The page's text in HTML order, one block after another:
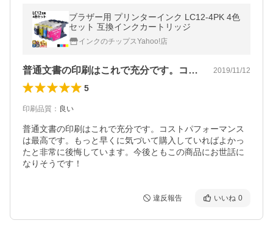
ブラザー用 プリンターインク LC12-4PK 4色
セット 互換インクカートリッジ
インクのチップスYahoo!店
普通文書の印刷はこれで充分です。コスト… 2019/11/12
5
印刷品質 ： 良い
普通文書の印刷はこれで充分です。コストパフォーマンス
は最高です。もっと早くに気づいて購入していればよかっ
たと非常に後悔しています。今後ともこの商品にお世話に
なりそうです！
違反報告 いいね 0